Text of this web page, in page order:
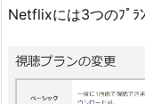
Netflixには3つのﾌﾟﾗ